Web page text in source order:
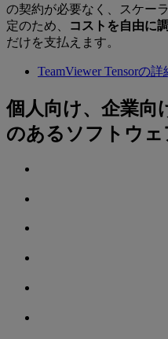
の契約が必要なく、スケー
定のため、
コストを自由に
だけを支払えます。
TeamViewer Tensorの詳
個人向け、企業向
のあるソフトウェ